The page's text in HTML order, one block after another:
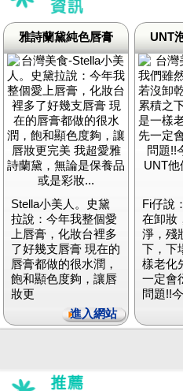
雅詩蘭黛純色唇膏
Stella小美人。史黛
拉說：今年我整個愛
上唇膏，化妝台裡多
了好幾支唇膏 現在的
唇膏都做的很水潤，
飽和顯色度夠，讓唇
妝更
進入網站
UNT
Fi仔說
在卸妝
淨，殘
下，下
樣老化
一定會
問題!!今